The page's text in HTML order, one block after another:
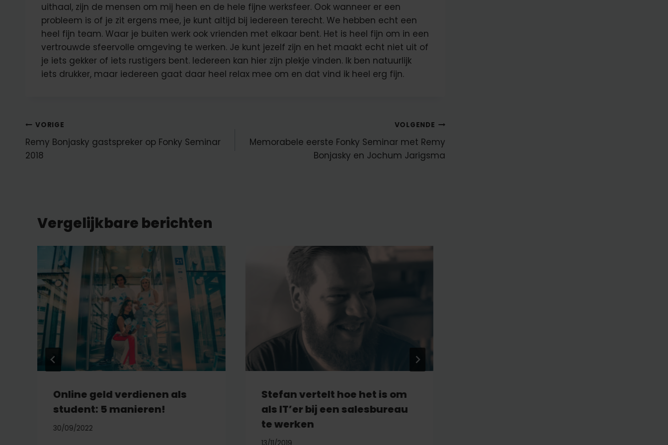
uithaal, zijn de mensen om mij heen en de hele fijne werksfeer. Ook wanneer er een
probleem is of je zit ergens mee, je kunt altijd bij iedereen terecht. We hebben echt een
heel fijn team. Waar je buiten werk ook vrienden met elkaar bent. Het is heel fijn om in een
vertrouwde sfeervolle omgeving te werken. Je kunt jezelf zijn en het maakt echt niet uit of
je iets gekker of iets rustigers bent. Iedereen kan hier zijn plekje vinden. Ik ben natuurlijk
iets drukker, maar iedereen gaat daar heel relax mee om en dat vind ik heel erg fijn.
Bericht
navigatie
VORIGE
Remy Bonjasky gastspreker op Fonky Seminar
2018
VOLGENDE
Memorabele eerste Fonky Seminar met Remy
Bonjasky en Jochum Jarigsma
Vergelijkbare berichten
Online geld verdienen als
student: 5 manieren!
30/09/2022
Stefan vertelt hoe het is om
als IT’er bij een salesbureau
te werken